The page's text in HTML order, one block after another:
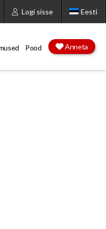
Logi sisse Eesti
Pood Anneta